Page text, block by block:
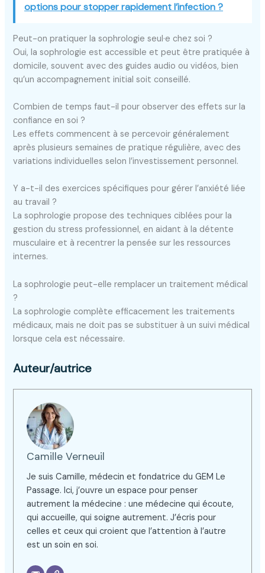
options pour stopper rapidement l’infection ?
Peut-on pratiquer la sophrologie seul·e chez soi ?
Oui, la sophrologie est accessible et peut être pratiquée à
domicile, souvent avec des guides audio ou vidéos, bien
qu’un accompagnement initial soit conseillé.
Combien de temps faut-il pour observer des effets sur la
confiance en soi ?
Les effets commencent à se percevoir généralement
après plusieurs semaines de pratique régulière, avec des
variations individuelles selon l’investissement personnel.
Y a-t-il des exercices spécifiques pour gérer l’anxiété liée
au travail ?
La sophrologie propose des techniques ciblées pour la
gestion du stress professionnel, en aidant à la détente
musculaire et à recentrer la pensée sur les ressources
internes.
La sophrologie peut-elle remplacer un traitement médical
?
La sophrologie complète efficacement les traitements
médicaux, mais ne doit pas se substituer à un suivi médical
lorsque cela est nécessaire.
Auteur/autrice
Camille Verneuil
Je suis Camille, médecin et fondatrice du GEM Le
Passage. Ici, j’ouvre un espace pour penser
autrement la médecine : une médecine qui écoute,
qui accueille, qui soigne autrement. J’écris pour
celles et ceux qui croient que l’attention à l’autre
est un soin en soi.